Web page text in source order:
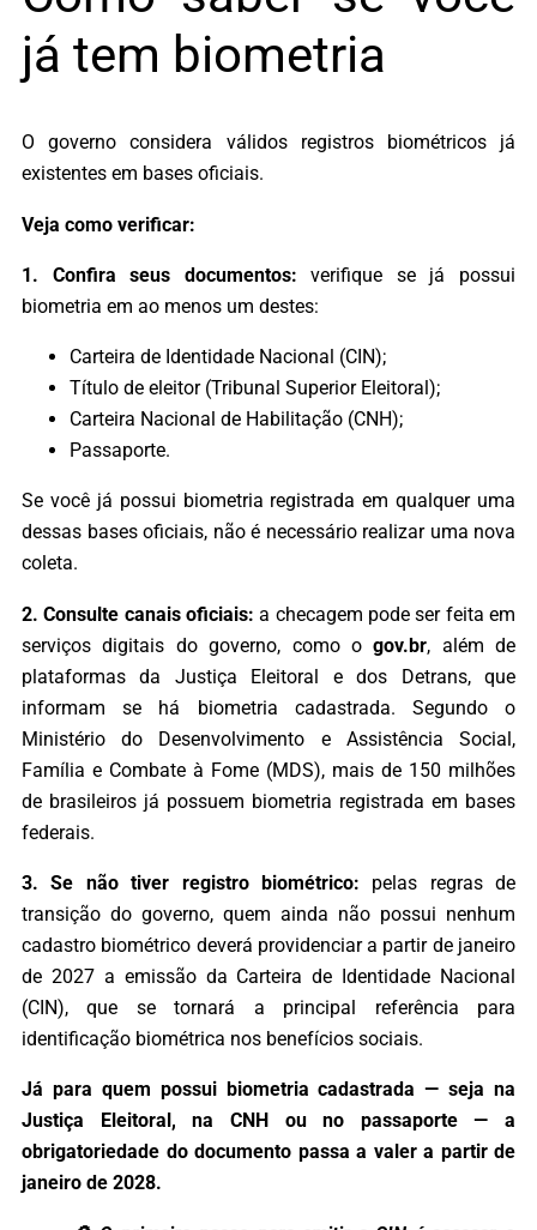
já tem biometria
O governo considera válidos registros biométricos já
existentes em bases oficiais.
Veja como verificar:
1. Confira seus documentos:verifique se já possui
biometria em ao menos um destes:
Carteira de Identidade Nacional (CIN);
Título de eleitor (Tribunal Superior Eleitoral);
Carteira Nacional de Habilitação (CNH);
Passaporte.
Se você já possui biometria registrada em qualquer uma
dessas bases oficiais, não é necessário realizar uma nova
coleta.
2. Consulte canais oficiais:a checagem pode ser feita em
serviços digitais do governo, como ogov.br, além de
plataformas da Justiça Eleitoral e dos Detrans, que
informam se há biometria cadastrada. Segundo o
Ministério do Desenvolvimento e Assistência Social,
Família e Combate à Fome (MDS), mais de 150 milhões
de brasileiros já possuem biometria registrada em bases
federais.
3. Se não tiver registro biométrico: pelas regras de
transição do governo, quem ainda não possui nenhum
cadastro biométrico deverá providenciar a partir de janeiro
de 2027 a emissão da Carteira de Identidade Nacional
(CIN), que se tornará a principal referência para
identificação biométrica nos benefícios sociais.
Já para quem possui biometria cadastrada — seja na
Justiça Eleitoral, na CNH ou no passaporte — a
obrigatoriedade do documento passa a valer a partir de
janeiro de 2028.